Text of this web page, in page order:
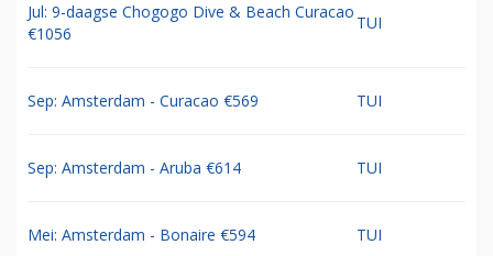
Jul: 9-daagse Chogogo Dive & Beach Curacao
€1056
TUI
Sep: Amsterdam - Curacao €569 TUI
Sep: Amsterdam - Aruba €614 TUI
Mei: Amsterdam - Bonaire €594 TUI